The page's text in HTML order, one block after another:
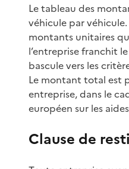
Le tableau des
véhicule par véhicule.
montants unitaires
l’entreprise franchit
bascule vers les
Le montant total est
entreprise, dans le
européen sur les
Clause de